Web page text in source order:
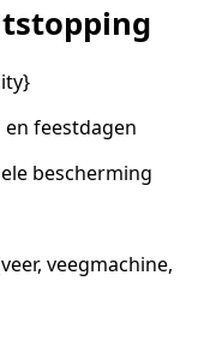
feestdagen
bescherming
veegmachine,